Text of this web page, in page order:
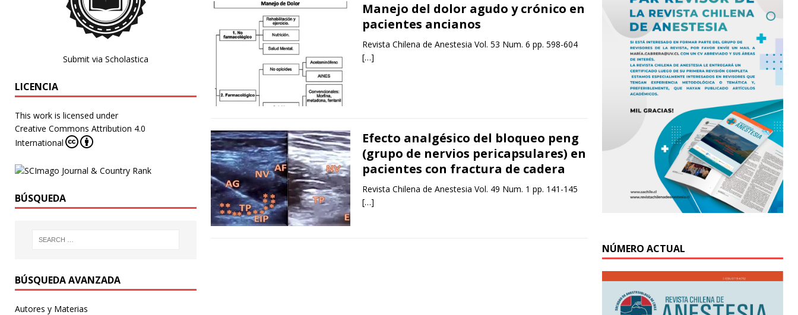
Manejo del dolor agudo y crónico en
pacientes ancianos
Revista Chilena de Anestesia Vol. 53 Num. 6 pp. 598-604
[…]
Efecto analgésico del bloqueo peng
(grupo de nervios pericapsulares) en
pacientes con fractura de cadera
Revista Chilena de Anestesia Vol. 49 Num. 1 pp. 141-145
[…]
Submit via Scholastica
LICENCIA
This work is licensed under
Creative Commons Attribution 4.0
International
BÚSQUEDA
BÚSQUEDA AVANZADA
Autores y Materias
NÚMERO ACTUAL